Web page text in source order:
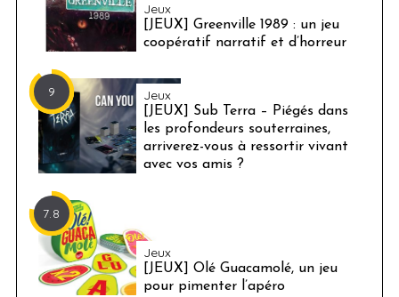
Jeux
[JEUX] Greenville 1989 : un jeu
coopératif narratif et d’horreur
9 Jeux
[JEUX] Sub Terra – Piégés dans
les profondeurs souterraines,
arriverez-vous à ressortir vivant
avec vos amis ?
7.8
Jeux
[JEUX] Olé Guacamolé, un jeu
pour pimenter l’apéro